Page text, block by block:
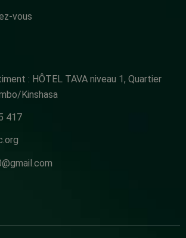
vous
: HÔTEL TAVA niveau 1, Quartier
Kinshasa
417